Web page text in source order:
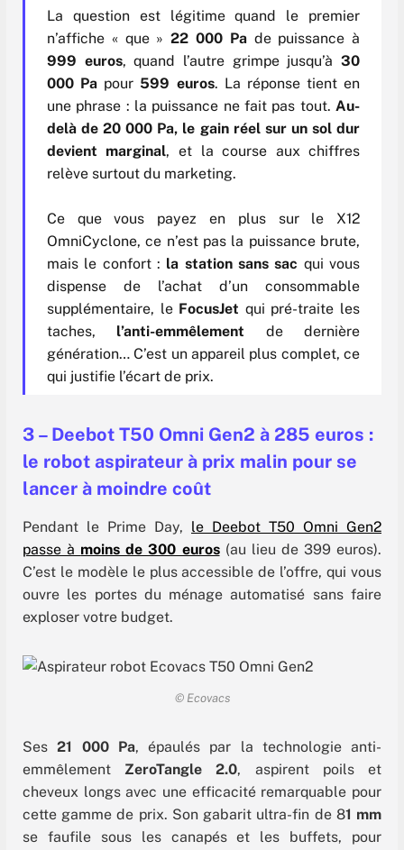
La question est légitime quand le premier
n’affiche « que »22 000 Pa de puissance à
999 euros, quand l’autre grimpe jusqu’à30
000 Pa pour 599 euros. La réponse tient en
une phrase : la puissance ne fait pas tout.Au-
delà de 20 000 Pa, le gain réel sur un sol dur
devient marginal, et la course aux chiffres
relève surtout du marketing.
Ce que vous payez en plus sur le X12
OmniCyclone, ce n’est pas la puissance brute,
mais le confort : la station sans sac qui vous
dispense de l’achat d’un consommable
supplémentaire, le FocusJet qui pré-traite les
taches, l’anti-emmêlement de dernière
génération… C’est un appareil plus complet, ce
qui justifie l’écart de prix.
3 – Deebot T50 Omni Gen2 à 285 euros :
le robot aspirateur à prix malin pour se
lancer à moindre coût
Pendant le Prime Day, le Deebot T50 Omni Gen2
passe à moins de 300 euros (au lieu de 399 euros).
C’est le modèle le plus accessible de l’offre, qui vous
ouvre les portes du ménage automatisé sans faire
exploser votre budget.
© Ecovacs
Ses21 000 Pa, épaulés par la technologie anti-
emmêlementZeroTangle 2.0, aspirent poils et
cheveux longs avec une efficacité remarquable pour
cette gamme de prix. Son gabarit ultra-fin de 81 mm
se faufile sous les canapés et les buffets, pour